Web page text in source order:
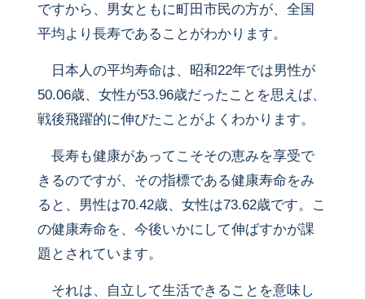
ですから、男女ともに町田市民の方が、全国
平均より長寿であることがわかります。
日本人の平均寿命は、昭和22年では男性が
50.06歳、女性が53.96歳だったことを思えば、
戦後飛躍的に伸びたことがよくわかります。
長寿も健康があってこそその恵みを享受で
きるのですが、その指標である健康寿命をみ
ると、男性は70.42歳、女性は73.62歳です。こ
の健康寿命を、今後いかにして伸ばすかが課
題とされています。
それは、自立して生活できることを意味し